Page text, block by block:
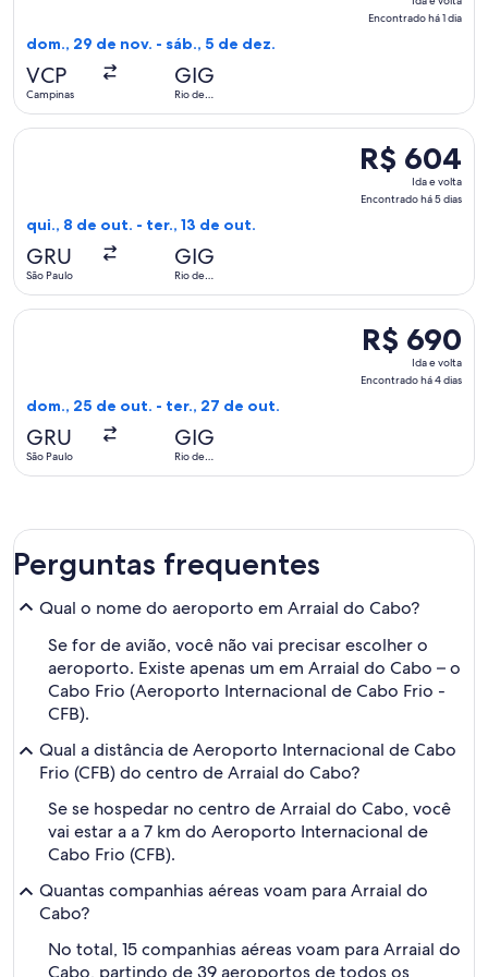
e
dia
Encontrado há 1 dia
dom., 29 de nov. - sáb., 5 de dez.
VCP
Campinas
GIG
Rio de
R$ 604
Ida
e
dias
R$ 604
Ida e volta
Encontrado há 5 dias
qui., 8 de out. - ter., 13 de out.
GRU
São Paulo
GIG
Rio de
Selecionar o voo da GOL Linhas Aereas S.A., que sai em
R$ 690
Ida
e
R$ 690
Ida e volta
Encontrado há 4 dias
dom., 25 de out. - ter., 27 de out.
GRU
São Paulo
GIG
Rio de
Selecionar o voo da LATAM Airlines Group, que sai em
Perguntas frequentes
Qual o nome do aeroporto em Arraial do Cabo?
Se for de avião, você não vai precisar escolher o
aeroporto. Existe apenas um em Arraial do Cabo – o
Cabo Frio (Aeroporto Internacional de Cabo Frio -
CFB).
Qual a distância de Aeroporto Internacional de Cabo
Frio (CFB) do centro de Arraial do Cabo?
Se se hospedar no centro de Arraial do Cabo, você
vai estar a a 7 km do Aeroporto Internacional de
Cabo Frio (CFB).
Quantas companhias aéreas voam para Arraial do
Cabo?
No total, 15 companhias aéreas voam para Arraial do
Cabo, partindo de 39 aeroportos de todos os